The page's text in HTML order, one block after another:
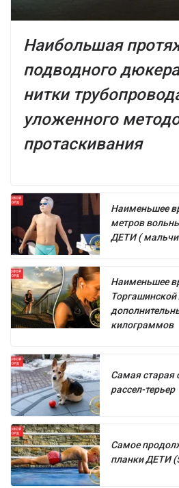
Наибольшая
подводного
нитки
уложенного
протаскивания
Наименьшее
метров
ДЕТИ (
Наименьшее
Торгашинской
килограммов
Самая старая
рассел-терьер
Самое
планки ДЕТИ